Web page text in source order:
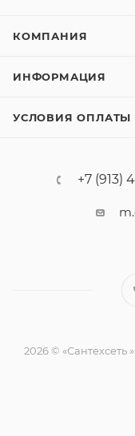
КОМПАНИЯ
ИНФОРМАЦИЯ
УСЛОВИЯ ОПЛАТЫ
+7 (913)
2026 © «Сантехсеть